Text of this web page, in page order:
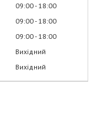
09:00 18:00
09:00 18:00
09:00 18:00
Вихідний
Вихідний